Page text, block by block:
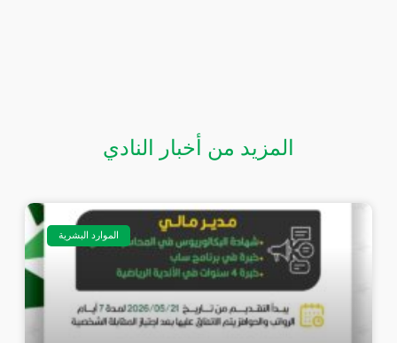
المزيد من أخبار النادي
الموارد البشرية